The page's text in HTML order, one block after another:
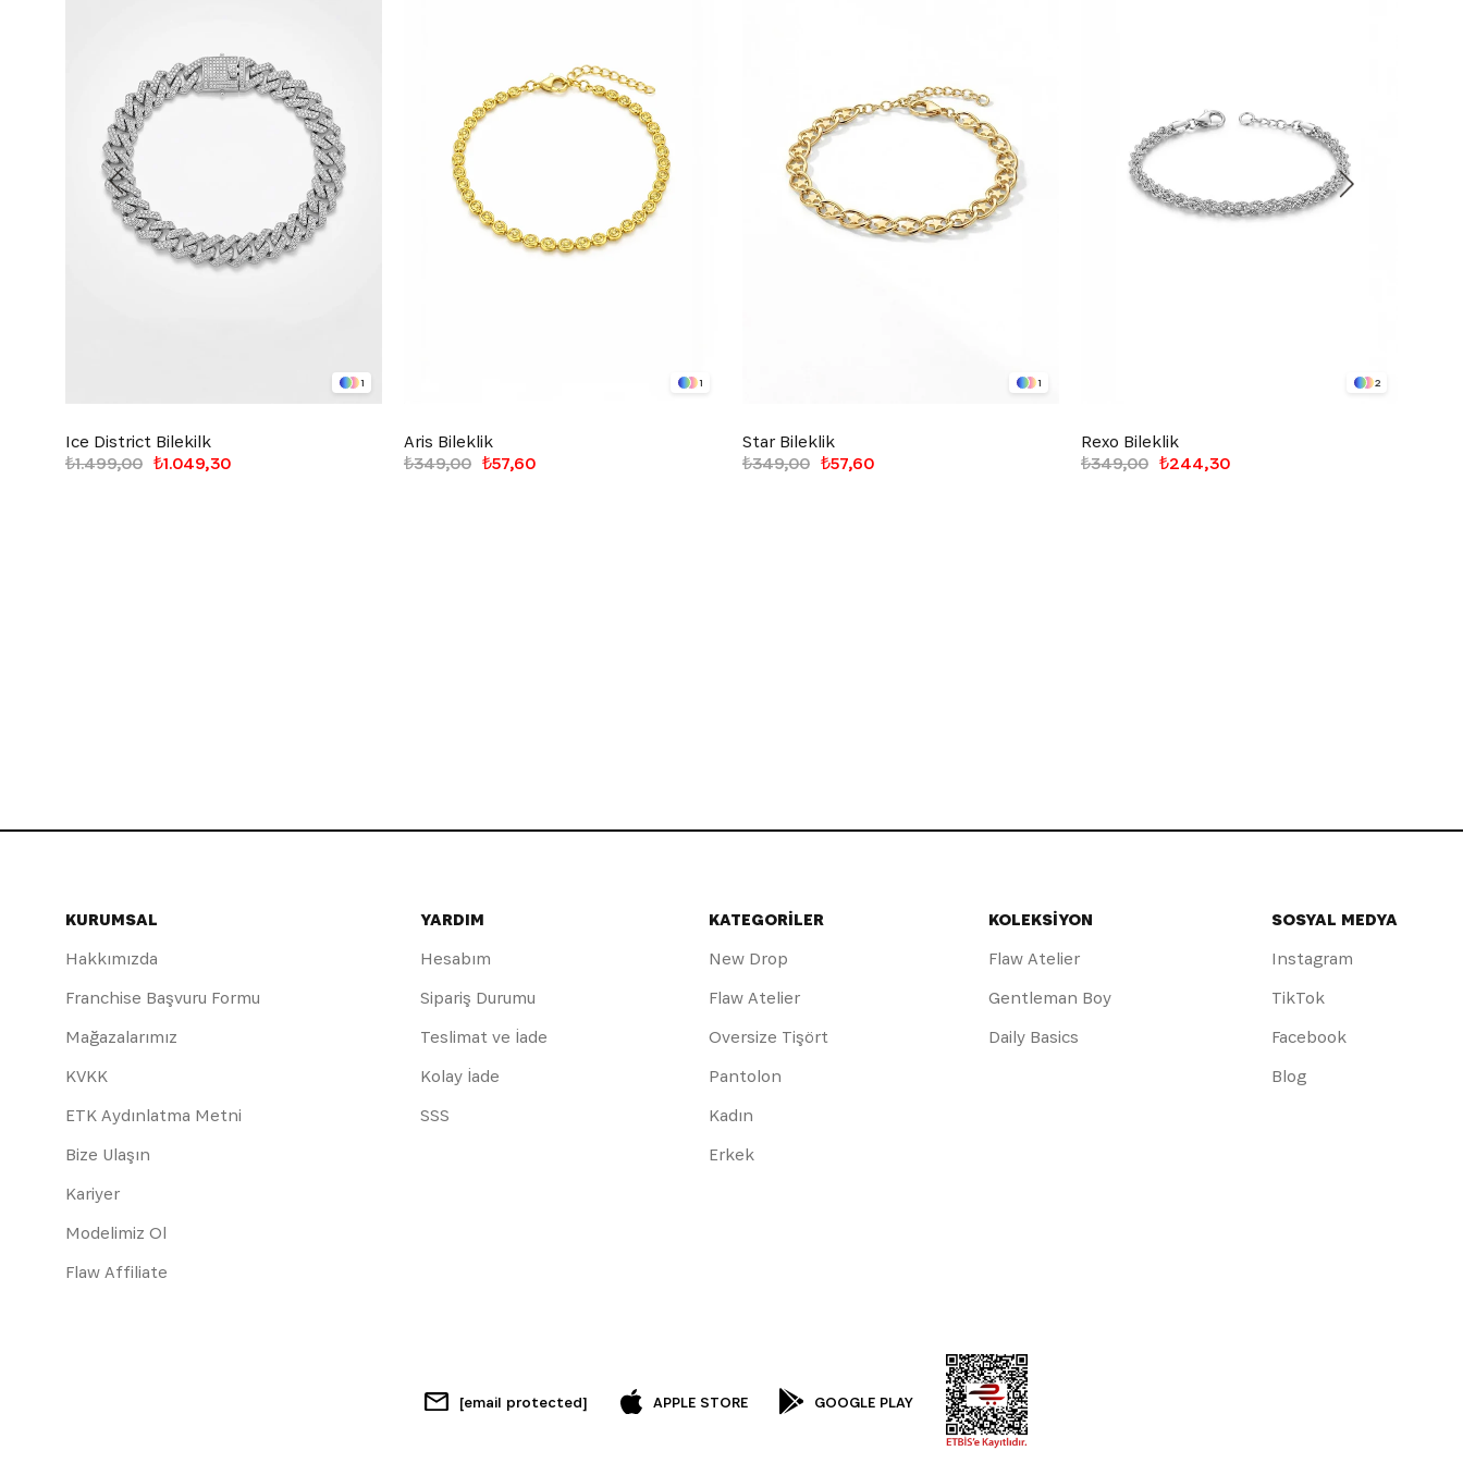
1
Ice District Bilekilk
₺1.049,30
₺1.499,00
1
Aris Bileklik
₺57,60
₺349,00
1
Star Bileklik
₺57,60
₺349,00
2
Rexo Bileklik
₺244,30
₺349,00
KURUMSAL
Hakkımızda
Franchise Başvuru Formu
Mağazalarımız
KVKK
ETK Aydınlatma Metni
Bize Ulaşın
Kariyer
Modelimiz Ol
Flaw Affiliate
YARDIM
Hesabım
Sipariş Durumu
Teslimat ve İade
Kolay İade
SSS
KATEGORİLER
New Drop
Flaw Atelier
Oversize Tişört
Pantolon
Kadın
Erkek
KOLEKSİYON
Flaw Atelier
Gentleman Boy
Daily Basics
SOSYAL MEDYA
Instagram
TikTok
Facebook
Blog
[email protected] APPLE STORE GOOGLE PLAY